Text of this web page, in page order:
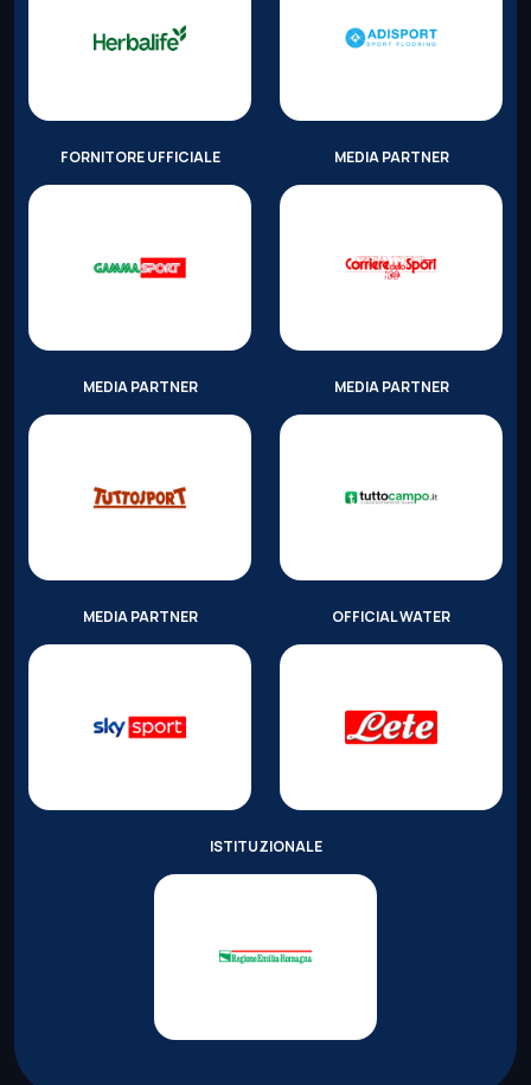
FORNITORE UFFICIALE MEDIA PARTNER
MEDIA PARTNER MEDIA PARTNER
MEDIA PARTNER OFFICIAL WATER
ISTITUZIONALE